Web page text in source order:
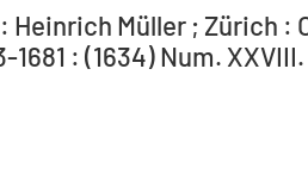
Müller ; Zürich :
: (1634) Num.